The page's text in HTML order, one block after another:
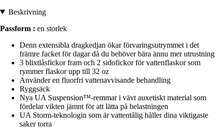
Beskrivning
Passform : en storlek
Denn extensibla dragkedjan ökar förvaringsutrymmet i det
främre facket för dagar då du behöver bära ännu mer utrustning
3 blixtlåsfickor fram och 2 sidofickor för vattenflaskor som
rymmer flaskor upp till 32 oz
Använder en fluorfri vattenavvisande behandling
Ryggsäck
Nya UA Suspension™-remmar i vävt auxetiskt material som
fördelar vikten jämnt för att lätta på belastningen
UA Storm-teknologin som är vattentålig håller dina viktigaste
saker torra